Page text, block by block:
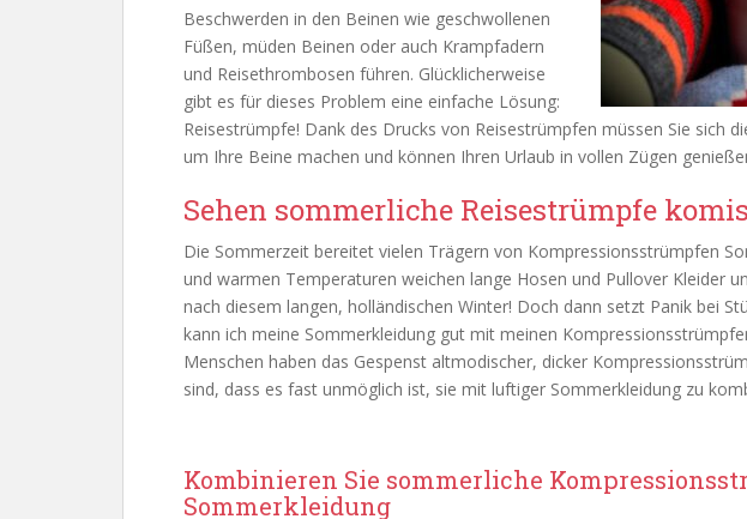
Beschwerden in den Beinen wie geschwollenen
Füßen, müden Beinen oder auch Krampfadern
und Reisethrombosen führen. Glücklicherweise
gibt es für dieses Problem eine einfache Lösung:
Reisestrümpfe! Dank des Drucks von Reisestrümpfen müssen Sie sich
um Ihre Beine machen und können Ihren Urlaub in vollen Zügen
Sehen sommerliche Reisestrümpfe
Die Sommerzeit bereitet vielen Trägern von Kompressionsstrümpfen
und warmen Temperaturen weichen lange Hosen und Pullover Kleider
nach diesem langen, holländischen Winter! Doch dann setzt Panik bei
kann ich meine Sommerkleidung gut mit meinen
Menschen haben das Gespenst altmodischer, dicker
sind, dass es fast unmöglich ist, sie mit luftiger Sommerkleidung zu
Kombinieren Sie sommerliche
Sommerkleidung